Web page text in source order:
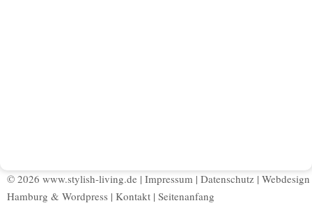
© 2026 www.stylish-living.de | Impressum | Datenschutz | Webdesign
Hamburg & Wordpress | Kontakt | Seitenanfang